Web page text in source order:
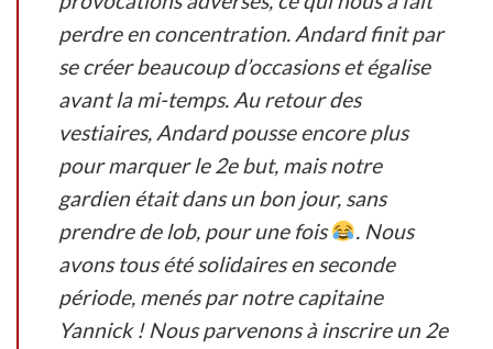
perdre en concentration. Andard finit par
se créer beaucoup d’occasions et égalise
avant la mi-temps. Au retour des
vestiaires, Andard pousse encore plus
pour marquer le 2e but, mais notre
gardien était dans un bon jour, sans
prendre de lob, pour une fois
. Nous
avons tous été solidaires en seconde
période, menés par notre capitaine
Yannick ! Nous parvenons à inscrire un 2e